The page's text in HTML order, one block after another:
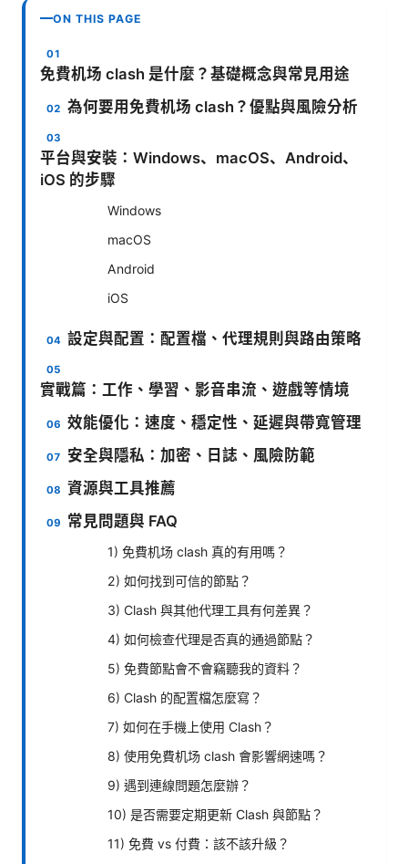
ON THIS PAGE
免費机场 clash 是什麼？基礎概念與常見用途
為何要用免費机场 clash？優點與風險分析
平台與安裝：Windows、macOS、Android、
iOS 的步驟
Windows
macOS
Android
iOS
設定與配置：配置檔、代理規則與路由策略
實戰篇：工作、學習、影音串流、遊戲等情境
效能優化：速度、穩定性、延遲與帶寬管理
安全與隱私：加密、日誌、風險防範
資源與工具推薦
常見問題與 FAQ
1) 免費机场 clash 真的有用嗎？
2) 如何找到可信的節點？
3) Clash 與其他代理工具有何差異？
4) 如何檢查代理是否真的通過節點？
5) 免費節點會不會竊聽我的資料？
6) Clash 的配置檔怎麼寫？
7) 如何在手機上使用 Clash？
8) 使用免費机场 clash 會影響網速嗎？
9) 遇到連線問題怎麼辦？
10) 是否需要定期更新 Clash 與節點？
11) 免費 vs 付費：該不該升級？